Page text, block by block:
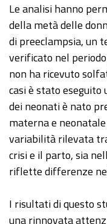
Le analisi hanno
della metà delle
di preeclampsia, un
verificato nel
non ha ricevuto
casi è stato eseguito
dei neonati è nato
materna e
variabilità rilevata
crisi e il parto, sia
riflette differenze
I risultati di questo
una rinnovata